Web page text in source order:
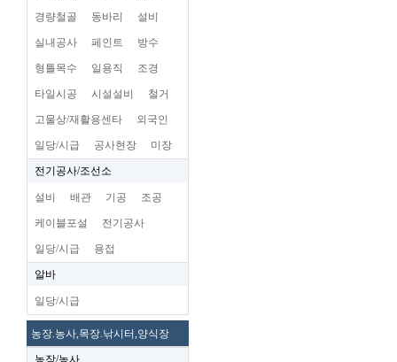
경량철골 동바리 설비
실내공사 페인트 방수
형틀목수 일용직 조경
타일시공 시설설비 철거
고물상/재활용센타 외국인
일당/시급 공사현장 미장
전기공사/조선소
설비 배관 기공 조공
케이블포설 전기공사
일당/시급 용접
알바
일당/시급
농장.농사,목장.낚시터,양식장
농장/농사